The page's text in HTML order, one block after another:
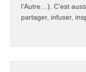
l’Autre…). C’est
partager, infuser,